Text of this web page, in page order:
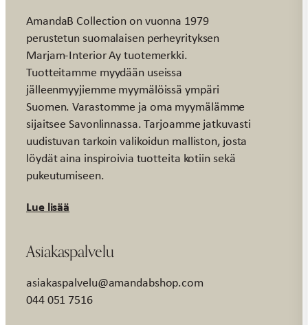
AmandaB Collection on vuonna 1979
perustetun suomalaisen perheyrityksen
Marjam-Interior Ay tuotemerkki.
Tuotteitamme myydään useissa
jälleenmyyjiemme myymälöissä ympäri
Suomen. Varastomme ja oma myymälämme
sijaitsee Savonlinnassa. Tarjoamme jatkuvasti
uudistuvan tarkoin valikoidun malliston, josta
löydät aina inspiroivia tuotteita kotiin sekä
pukeutumiseen.
Lue lisää
Asiakaspalvelu
asiakaspalvelu@amandabshop.com
044 051 7516